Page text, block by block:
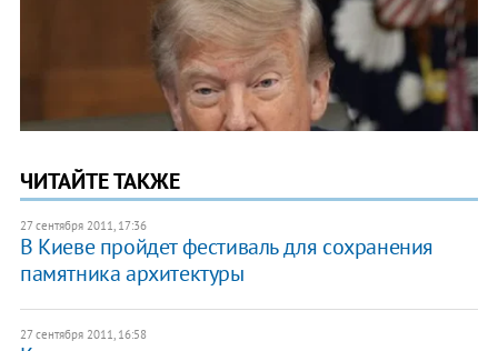
ЧИТАЙТЕ ТАКЖЕ
27 сентября 2011, 17:36
В Киеве пройдет фестиваль для сохранения
памятника архитектуры
27 сентября 2011, 16:58